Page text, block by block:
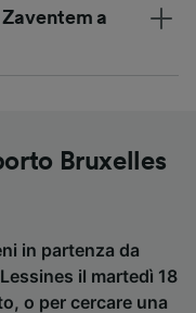
a
Bruxelles
in partenza da
il martedì 18
o per cercare una